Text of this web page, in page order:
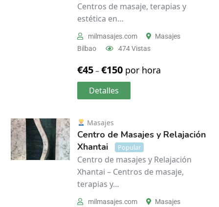
Centros de masaje, terapias y
estética en…
milmasajes.com
Masajes
Bilbao
474 Vistas
€45–€150 por hora
Detalles
Masajes
Centro de Masajes y Relajación
Xhantai
Popular
Centro de masajes y Relajación
Xhantai – Centros de masaje,
terapias y…
milmasajes.com
Masajes